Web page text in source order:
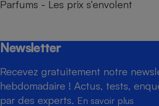
Parfums - Les prix s’envolent
Newsletter
Recevez gratuitement notre
hebdomadaire ! Actus, tests,
par des experts. En savoir plus